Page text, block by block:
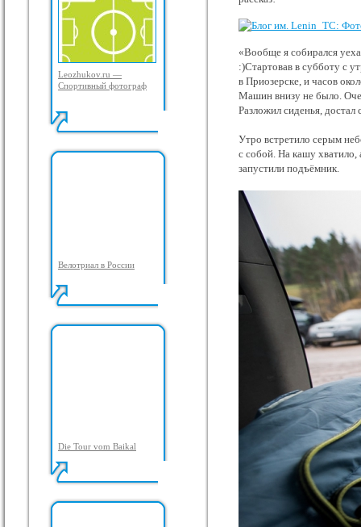
Leozhukov.ru —
Спортивный фотограф
Велотриал в России
Die Tour vom Baikal
«Вообще я собирался
:)Стартовав в субботу с
в Приозерске, и часов
Машин внизу не было.
Разложил сиденья, достал
Утро встретило серым
с собой. На кашу хватило,
запустили подъёмник.